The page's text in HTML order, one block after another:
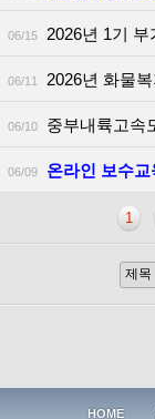
06/15 2026년 1기 부
06/11 2026년 화물
06/10 중부내륙고속도로
06/09 온라인 보수
1
HOME